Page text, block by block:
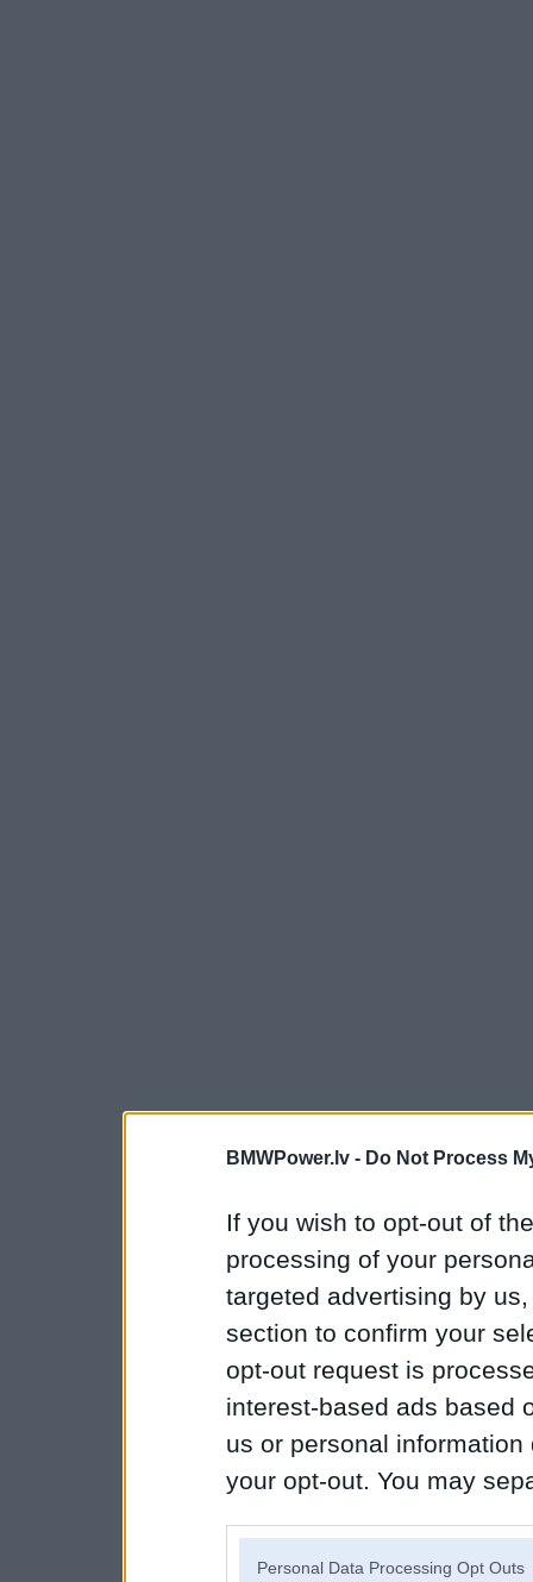
BMWPower.lv - Do Not Process
If you wish to opt-out of
processing of your
targeted advertising by
section to confirm your
opt-out request is
interest-based ads based
us or personal
your opt-out. You may
Personal Data Processing Opt Outs